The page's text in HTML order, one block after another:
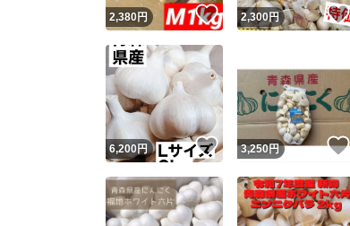
2,380円 いいね！
2,300円
6,200円 いいね！
3,250円